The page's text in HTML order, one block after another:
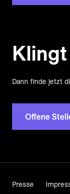
Dann finde jetzt
Offene
Presse